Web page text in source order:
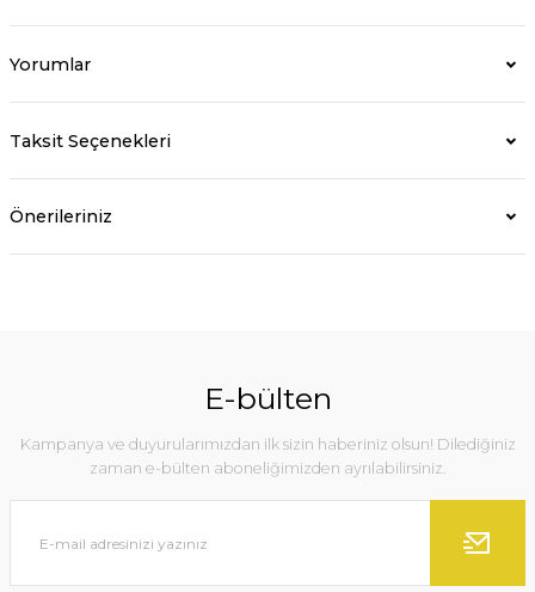
Yorumlar
Taksit Seçenekleri
Önerileriniz
E-bülten
Kampanya ve duyurularımızdan ilk sizin haberiniz olsun! Dilediğiniz
zaman e-bülten aboneliğimizden ayrılabilirsiniz.